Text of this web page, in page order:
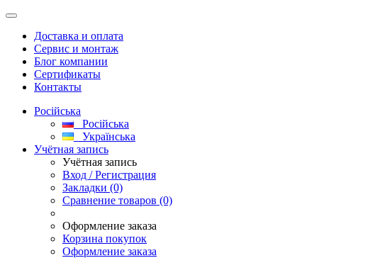
Доставка и оплата
Сервис и монтаж
Блог компании
Сертификаты
Контакты
Російська
Російська
Українська
Учётная запись
Учётная запись
Вход / Регистрация
Закладки (0)
Сравнение товаров (0)
Оформление заказа
Корзина покупок
Оформление заказа